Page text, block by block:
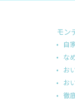
モン
自
な
お
お
徹